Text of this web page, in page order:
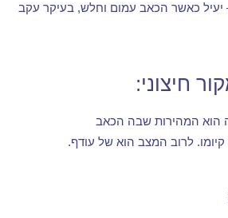
יעיל כאשר הכאב עמום וחלש, בעיקר עקב
חיצוני:
הוא המהירות שבה הכאב
.לרוב המצב הוא של עודף.